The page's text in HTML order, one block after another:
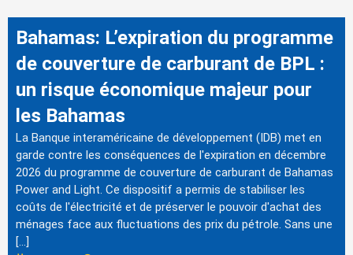
Bahamas: L’expiration du programme
de couverture de carburant de BPL :
un risque économique majeur pour
les Bahamas
La Banque interaméricaine de développement (IDB) met en
garde contre les conséquences de l'expiration en décembre
2026 du programme de couverture de carburant de Bahamas
Power and Light. Ce dispositif a permis de stabiliser les
coûts de l'électricité et de préserver le pouvoir d'achat des
ménages face aux fluctuations des prix du pétrole. Sans une
[…]